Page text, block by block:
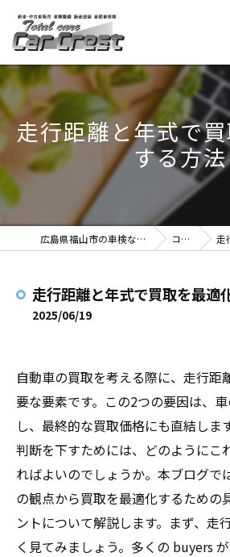
走行距離と年式で
する方法
広島県福山市の車検ならCar Crest コラム 走
走行距離と年式で買取を最適
2025/06/19
自動車の買取を考える際に、走行距
要な要素です。この2つの要因は、
し、最終的な買取価格にも直結しま
判断を下すためには、どのようにこ
ればよいのでしょうか。本ブログで
の観点から買取を最適化するための
ントについて解説します。まず、走
く見てみましょう。多くの buyers